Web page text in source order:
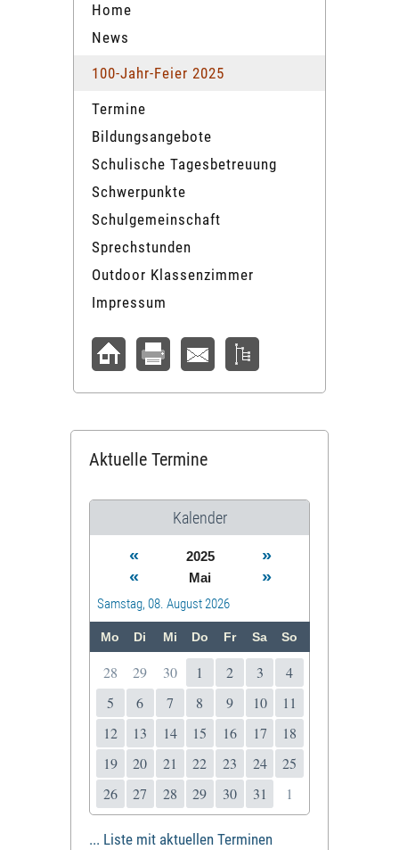
Home
News
100-Jahr-Feier 2025
Termine
Bildungsangebote
Schulische Tagesbetreuung
Schwerpunkte
Schulgemeinschaft
Sprechstunden
Outdoor Klassenzimmer
Impressum
Aktuelle Termine
Kalender
« 2025
»
«
Mai »
Samstag, 08. August 2026
Mo Di Mi Do Fr Sa So
28 29 30 1 2 3
4
5
6 7 8 9 10
11
12
13 14 15 16 17
18
19
20 21 22 23 24
25
26
27 28 29 30 31 1
... Liste mit aktuellen Terminen